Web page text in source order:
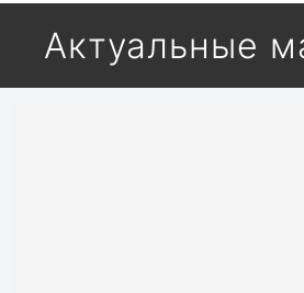
Актуальные